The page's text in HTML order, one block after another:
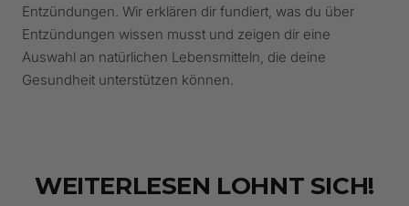
Entzündungen. Wir erklären dir fundiert, was du über
Entzündungen wissen musst und zeigen dir eine
Auswahl an natürlichen Lebensmitteln, die deine
Gesundheit unterstützen können.
WEITERLESEN LOHNT SICH!